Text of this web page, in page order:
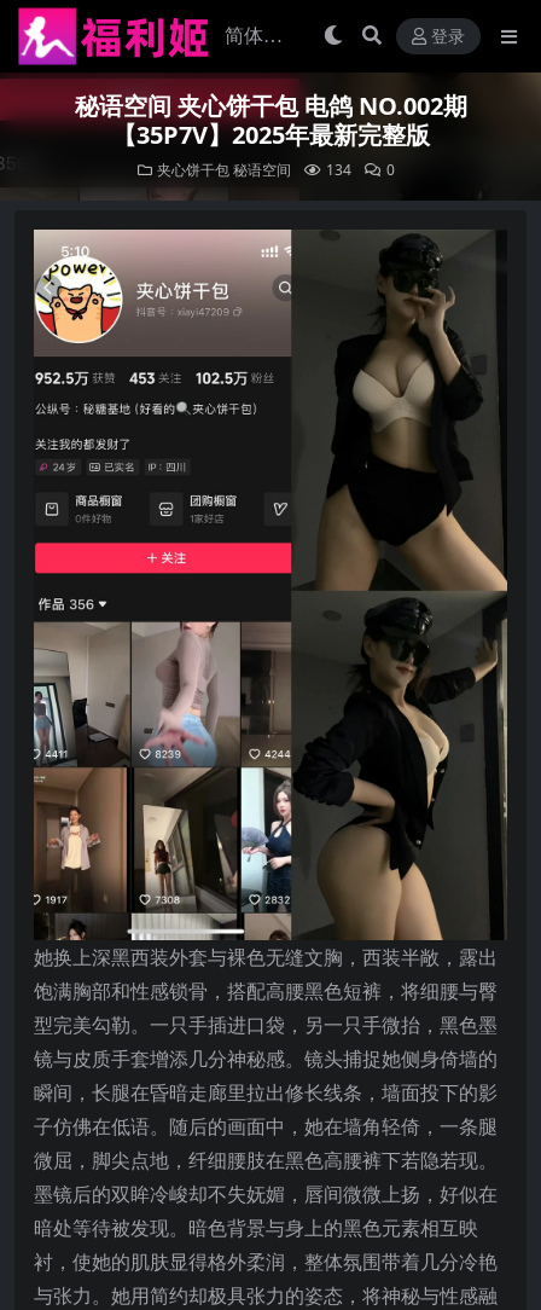
登录
秘语空间 夹心饼干包 电鸽 NO.002期
【35P7V】2025年最新完整版
夹心饼干包 秘语空间 134 0
她换上深黑西装外套与裸色无缝文胸，西装半敞，露出
饱满胸部和性感锁骨，搭配高腰黑色短裤，将细腰与臀
型完美勾勒。一只手插进口袋，另一只手微抬，黑色墨
镜与皮质手套增添几分神秘感。镜头捕捉她侧身倚墙的
瞬间，长腿在昏暗走廊里拉出修长线条，墙面投下的影
子仿佛在低语。随后的画面中，她在墙角轻倚，一条腿
微屈，脚尖点地，纤细腰肢在黑色高腰裤下若隐若现。
墨镜后的双眸冷峻却不失妩媚，唇间微微上扬，好似在
暗处等待被发现。暗色背景与身上的黑色元素相互映
衬，使她的肌肤显得格外柔润，整体氛围带着几分冷艳
与张力。她用简约却极具张力的姿态，将神秘与性感融